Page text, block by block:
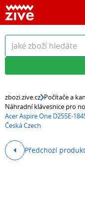
zbozi.zive.cz Počítače a
Náhradní klávesnice pro
Acer Aspire One D255E-
Česká Czech
Předchozí produkt